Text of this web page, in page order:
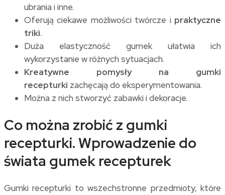
ubrania i inne.
Oferują ciekawe możliwości twórcze i praktyczne
triki.
Duża elastyczność gumek ułatwia ich
wykorzystanie w różnych sytuacjach.
Kreatywne pomysły na gumki
recepturki zachęcają do eksperymentowania.
Można z nich stworzyć zabawki i dekoracje.
Co można zrobić z gumki
recepturki. Wprowadzenie do
świata gumek recepturek
Gumki recepturki to wszechstronne przedmioty, które